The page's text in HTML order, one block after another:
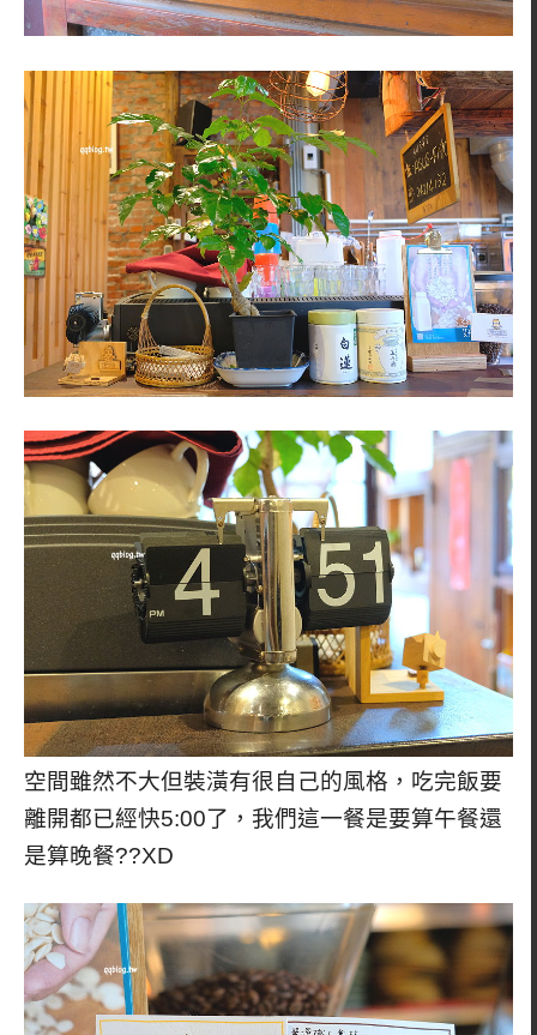
空間雖然不大但裝潢有很自己的風格，吃完飯要
離開都已經快5:00了，我們這一餐是要算午餐還
是算晚餐??XD